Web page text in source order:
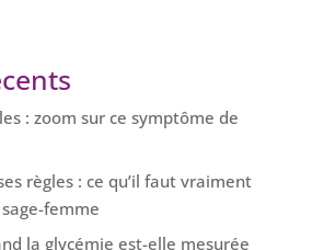
: zoom sur ce symptôme de
règles : ce qu’il faut vraiment
femme
la glycémie est-elle mesurée